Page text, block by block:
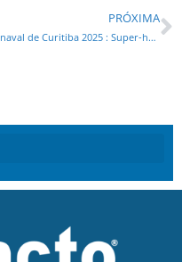
PRÓXIMA
Carnaval de Curitiba 2025 : Super-heróis e vilões abrem a festa em Curitiba com desfile na Marechal; veja as fotos